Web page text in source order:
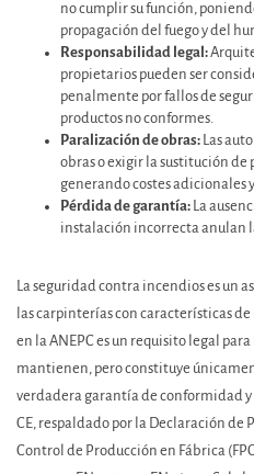
no cumplir su función,
propagación del fuego y del
Responsabilidad legal:
propietarios pueden ser
penalmente por fallos de
productos no conformes.
Paralización de obras: Las
obras o exigir la sustitución de
generando costes adicionales
Pérdida de garantía: La
instalación incorrecta anulan
La seguridad contra incendios es un
las carpinterías con características
en la ANEPC es un requisito legal
mantienen, pero constituye
verdadera garantía de conformidad
CE, respaldado por la Declaración de
Control de Producción en Fábrica